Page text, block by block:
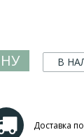
В
Доставка